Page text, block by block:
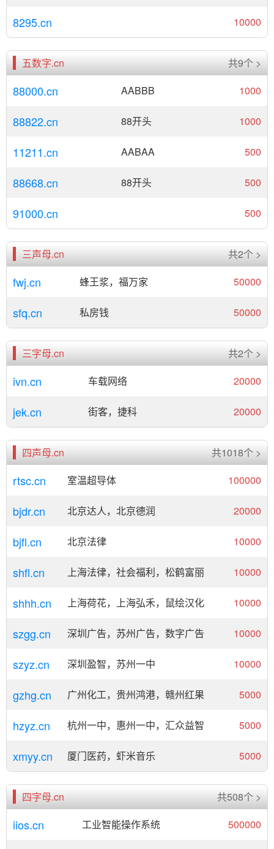
8295.cn 10000
五数字.cn 共9个 >
88000.cn AABBB 1000
88822.cn 88开头 1000
11211.cn AABAA 500
88668.cn 88开头 500
91000.cn 500
三声母.cn 共2个 >
fwj.cn 蜂王浆，福万家 50000
sfq.cn 私房钱 50000
三字母.cn 共2个 >
ivn.cn 车载网络 20000
jek.cn 街客，捷科 20000
四声母.cn 共1018个 >
rtsc.cn 室温超导体 100000
bjdr.cn 北京达人，北京德润 20000
bjfl.cn 北京法律 10000
shfl.cn 上海法律，社会福利，松鹤富丽 10000
shhh.cn 上海荷花，上海弘禾，鼠绘汉化 10000
szgg.cn 深圳广告，苏州广告，数字广告 10000
szyz.cn 深圳盈智，苏州一中 10000
gzhg.cn 广州化工，贵州鸿港，赣州红果 5000
hzyz.cn 杭州一中，惠州一中，汇众益智 5000
xmyy.cn 厦门医药，虾米音乐 5000
四字母.cn 共508个 >
iios.cn 工业智能操作系统 500000